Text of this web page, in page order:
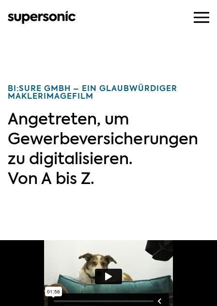
BI:SURE GMBH – EIN GLAUBWÜRDIGER
MAKLERIMAGEFILM
Angetreten, um
Gewerbeversicherungen
zu digitalisieren.
Von A bis Z.